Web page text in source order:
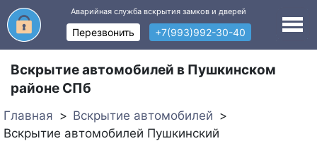
Аварийная служба вскрытия замков и дверей
Перезвонить +7(993)992-30-40
Вскрытие автомобилей в Пушкинском
районе СПб
Главная
Вскрытие автомобилей
Вскрытие автомобилей Пушкинский